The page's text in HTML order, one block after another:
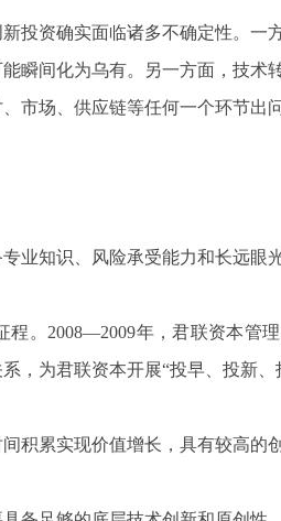
投资确实面临诸多不确定性。
瞬间化为乌有。另一方面，技
市场、供应链等任何一个环节出
业知识、风险承受能力和长远眼
程。2008—2009年，君联资本
，为君联资本开展“投早、投新
积累实现价值增长，具有较高的